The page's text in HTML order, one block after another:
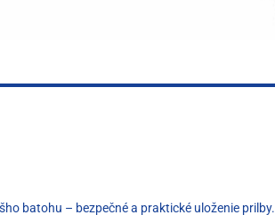
batohu – bezpečné a praktické uloženie prilby.